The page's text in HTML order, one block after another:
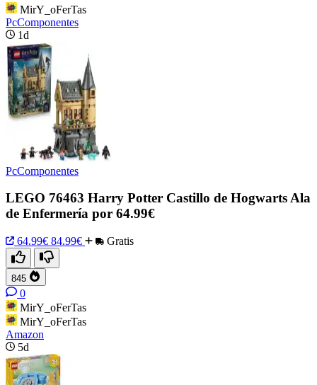
MirY_oFerTas
PcComponentes
1d
PcComponentes
LEGO 76463 Harry Potter Castillo de Hogwarts Ala
de Enfermería por 64.99€
64.99€ 84.99€ Gratis
845
0
MirY_oFerTas
MirY_oFerTas
Amazon
5d